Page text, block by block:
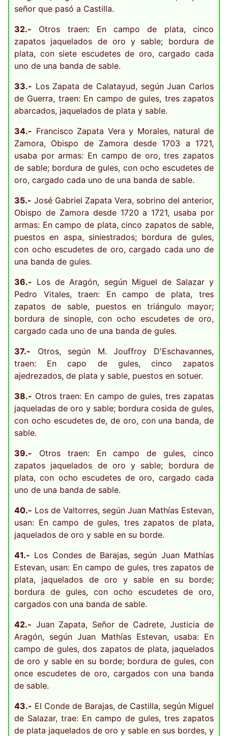
señor que pasó a Castilla.
32.- Otros traen: En campo de plata, cinco
zapatos jaquelados de oro y sable; bordura de
plata, con siete escudetes de oro, cargado cada
uno de una banda de sable.
33.- Los Zapata de Calatayud, según Juan Carlos
de Guerra, traen: En campo de gules, tres zapatos
abarcados, jaquelados de plata y sable.
34.- Francisco Zapata Vera y Morales, natural de
Zamora, Obispo de Zamora desde 1703 a 1721,
usaba por armas: En campo de oro, tres zapatos
de sable; bordura de gules, con ocho escudetes de
oro, cargado cada uno de una banda de sable.
35.- José Gabriel Zapata Vera, sobrino del anterior,
Obispo de Zamora desde 1720 a 1721, usaba por
armas: En campo de plata, cinco zapatos de sable,
puestos en aspa, siniestrados; bordura de gules,
con ocho escudetes de oro, cargado cada uno de
una banda de gules.
36.- Los de Aragón, según Miguel de Salazar y
Pedro Vitales, traen: En campo de plata, tres
zapatos de sable, puestos en triángulo mayor;
bordura de sinople, con ocho escudetes de oro,
cargado cada uno de una banda de gules.
37.- Otros, según M. Jouffroy D'Eschavannes,
traen: En capo de gules, cinco zapatos
ajedrezados, de plata y sable, puestos en sotuer.
38.- Otros traen: En campo de gules, tres zapatas
jaqueladas de oro y sable; bordura cosida de gules,
con ocho escudetes de, de oro, con una banda, de
sable.
39.- Otros traen: En campo de gules, cinco
zapatos jaquelados de oro y sable; bordura de
plata, con ocho escudetes de oro, cargado cada
uno de una banda de sable.
40.- Los de Valtorres, según Juan Mathías Estevan,
usan: En campo de gules, tres zapatos de plata,
jaquelados de oro y sable en su borde.
41.- Los Condes de Barajas, según Juan Mathías
Estevan, usan: En campo de gules, tres zapatos de
plata, jaquelados de oro y sable en su borde;
bordura de gules, con ocho escudetes de oro,
cargados con una banda de sable.
42.- Juan Zapata, Señor de Cadrete, Justicia de
Aragón, según Juan Mathías Estevan, usaba: En
campo de gules, dos zapatos de plata, jaquelados
de oro y sable en su borde; bordura de gules, con
once escudetes de oro, cargados con una banda
de sable.
43.- El Conde de Barajas, de Castilla, según Miguel
de Salazar, trae: En campo de gules, tres zapatos
de plata jaquelados de oro y sable en sus bordes, y